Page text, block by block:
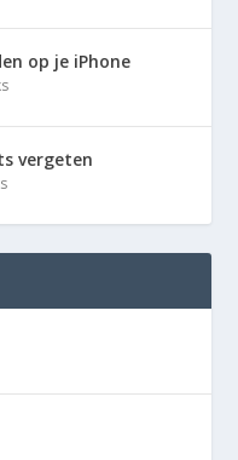
op je iPhone
vergeten